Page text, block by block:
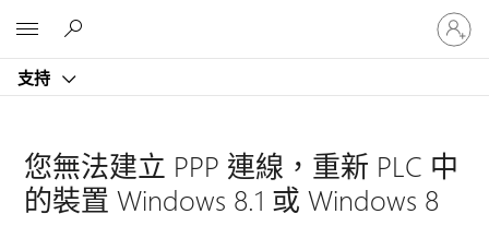
支持
登
入
您
您無法建立 PPP 連線，重新 PLC 中
的裝置 Windows 8.1 或 Windows 8